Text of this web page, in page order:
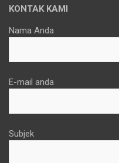
KONTAK KAMI
Nama Anda
E-mail anda
Subjek